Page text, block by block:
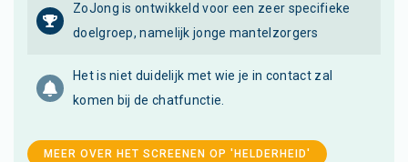
ZoJong is ontwikkeld voor een zeer specifieke
doelgroep, namelijk jonge mantelzorgers
Het is niet duidelijk met wie je in contact zal
komen bij de chatfunctie.
MEER OVER HET SCREENEN OP 'HELDERHEID'